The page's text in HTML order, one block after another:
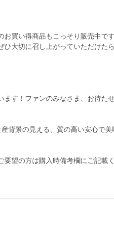
お買い得商品もこっそり販売中で
大切に召し上がっていただけた
す！ファンのみなさま、お待たせ
背景の見える、質の高い安心で
望の方は購入時備考欄にご記載